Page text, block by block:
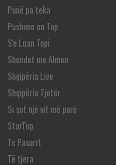
Punë pa teka
Pushime on Top
S'e Luan Topi
Shendet me Almen
Shqipëria Live
Shqipëria Tjetër
Si sot një vit më parë
StarTop
Te Pasurit
Të tjera